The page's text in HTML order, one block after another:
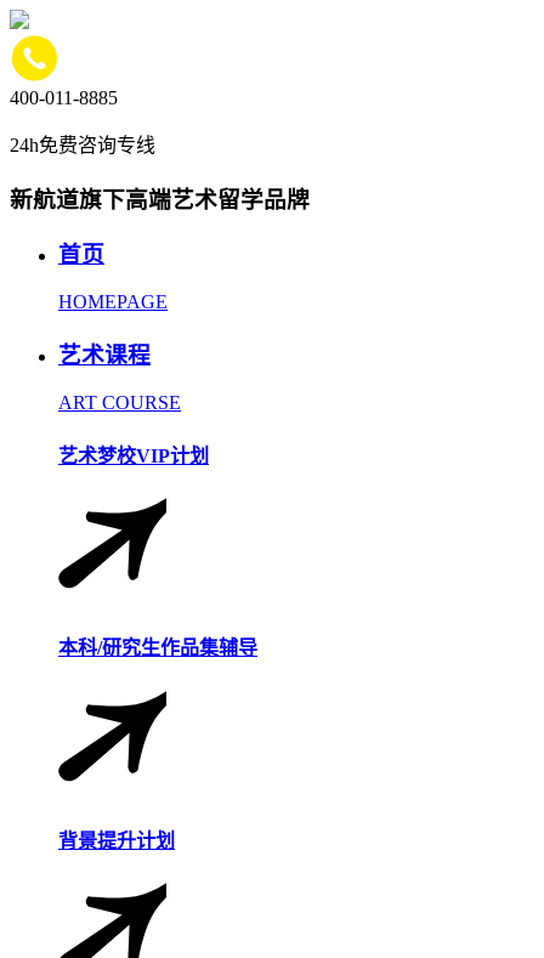
400-011-8885
24h免费咨询专线
新航道旗下高端艺术留学品牌
首页
HOMEPAGE
艺术课程
ART COURSE
艺术梦校VIP计划
本科/研究生作品集辅导
背景提升计划